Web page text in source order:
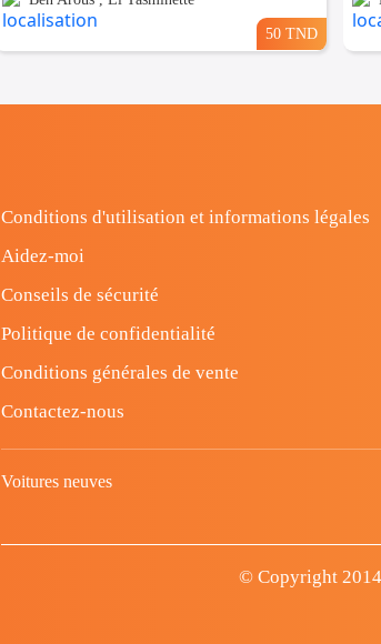
50 TND
Conditions d'utilisation et informations légales
Aidez-moi
Conseils de sécurité
Politique de confidentialité
Conditions générales de vente
Contactez-nous
Voitures neuves
© Copyright